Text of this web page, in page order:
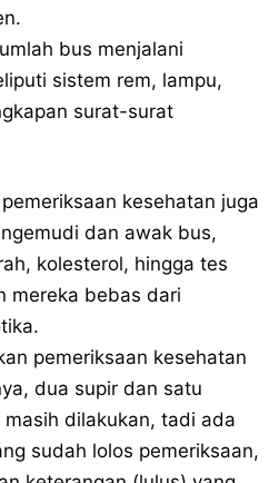
bus menjalani
sistem rem, lampu,
surat-surat
kesehatan juga
dan awak bus,
kolesterol, hingga tes
mereka bebas dari
pemeriksaan kesehatan
dua supir dan satu
dilakukan, tadi ada
sudah lolos pemeriksaan,